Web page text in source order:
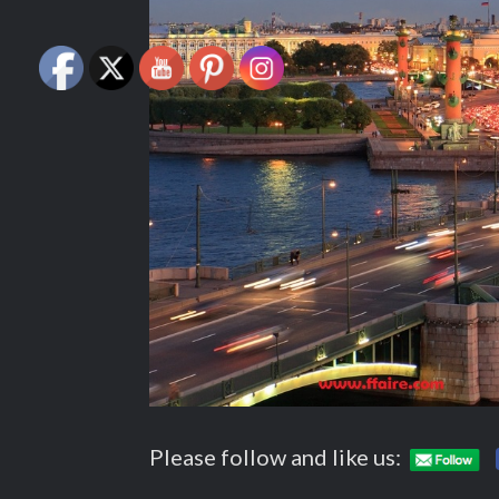
Please follow and like us: